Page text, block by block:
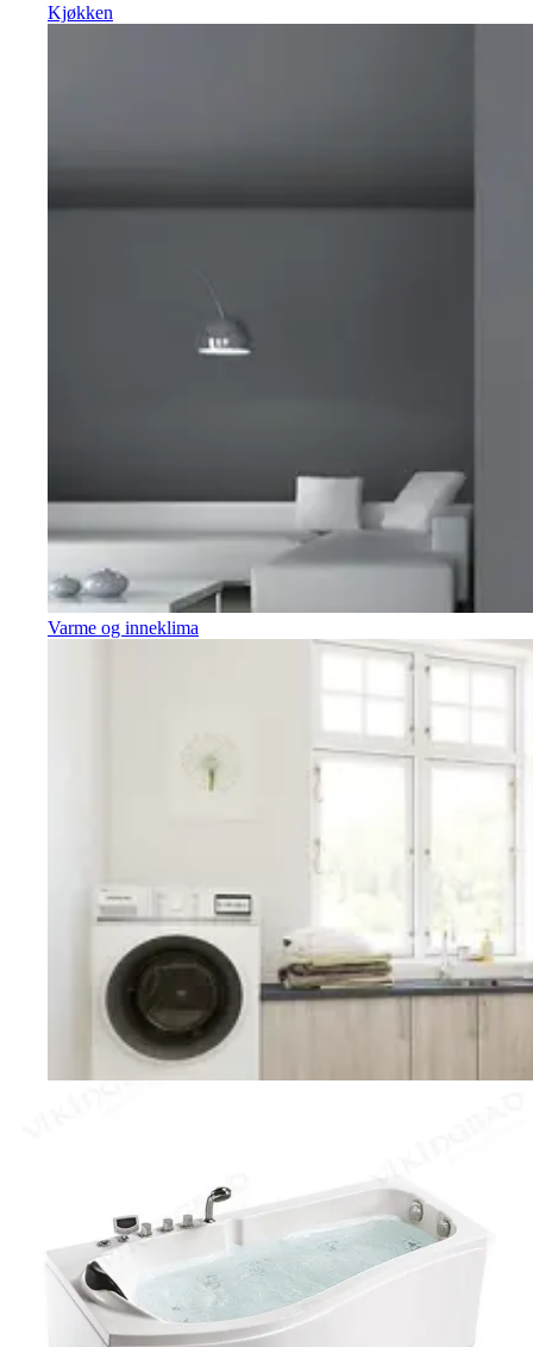
Kjøkken
Varme og inneklima
Vaskerom